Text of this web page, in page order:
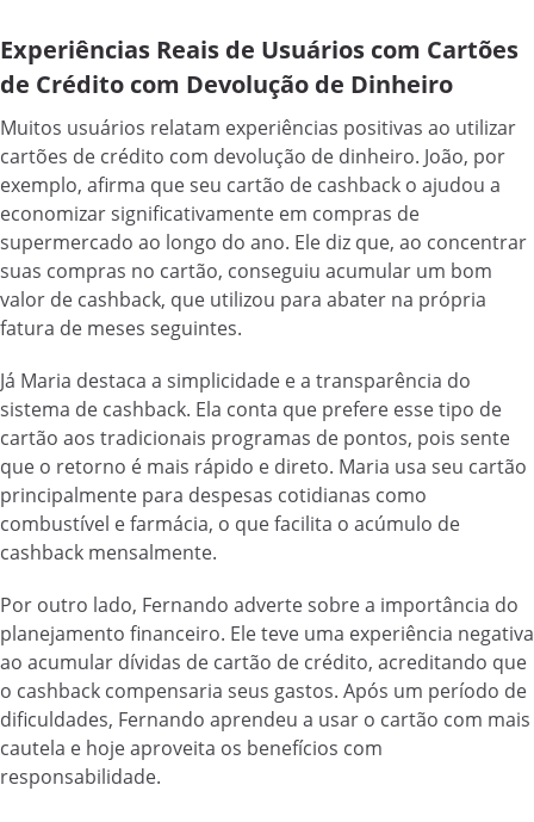
Experiências Reais de Usuários com Cartões
de Crédito com Devolução de Dinheiro
Muitos usuários relatam experiências positivas ao utilizar
cartões de crédito com devolução de dinheiro. João, por
exemplo, afirma que seu cartão de cashback o ajudou a
economizar significativamente em compras de
supermercado ao longo do ano. Ele diz que, ao concentrar
suas compras no cartão, conseguiu acumular um bom
valor de cashback, que utilizou para abater na própria
fatura de meses seguintes.
Já Maria destaca a simplicidade e a transparência do
sistema de cashback. Ela conta que prefere esse tipo de
cartão aos tradicionais programas de pontos, pois sente
que o retorno é mais rápido e direto. Maria usa seu cartão
principalmente para despesas cotidianas como
combustível e farmácia, o que facilita o acúmulo de
cashback mensalmente.
Por outro lado, Fernando adverte sobre a importância do
planejamento financeiro. Ele teve uma experiência negativa
ao acumular dívidas de cartão de crédito, acreditando que
o cashback compensaria seus gastos. Após um período de
dificuldades, Fernando aprendeu a usar o cartão com mais
cautela e hoje aproveita os benefícios com
responsabilidade.